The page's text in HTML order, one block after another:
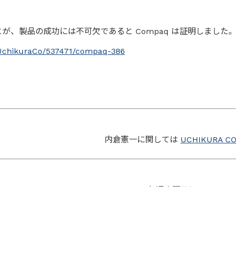
、製品の成功には不可欠であると Compaq は証明しました。
537471/compaq-386
内倉憲一に関しては UCHIKURA CO
毎週水曜日にニュース